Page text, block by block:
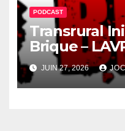
PODCAST
Transrural
Brique –
JUIN 27, 2026